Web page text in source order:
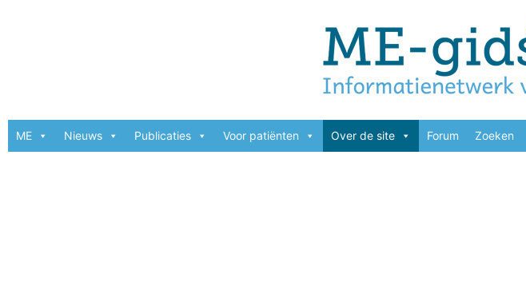
ME Nieuws Publicaties Voor patiënten Over de site Forum Zoeken